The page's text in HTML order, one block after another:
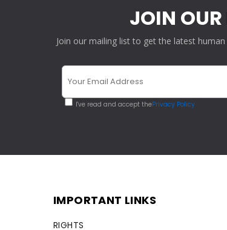
JOIN
Join our mailing list to get the latest
I've read and accept thePrivacy Policy
IMPORTANT LINKS
RIGHTS